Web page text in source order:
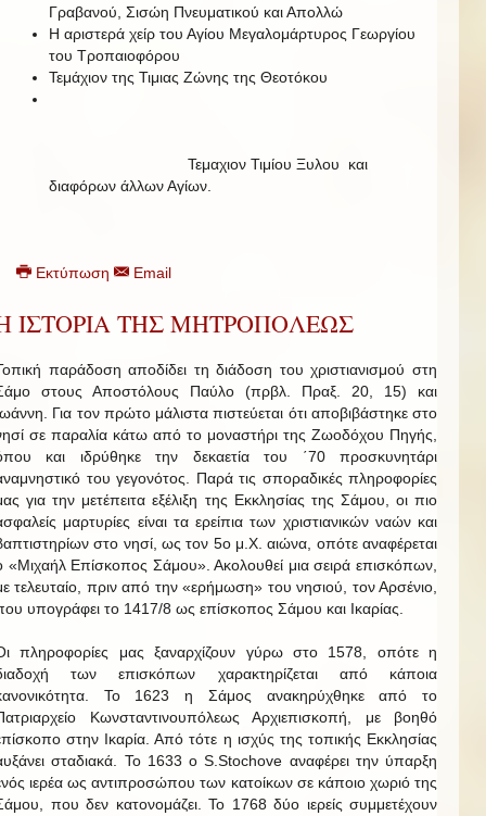
Γραβανού, Σισώη Πνευματικού και Απολλώ
Η αριστερά χείρ του Αγίου Μεγαλομάρτυρος Γεωργίου
του Τροπαιοφόρου
Τεμάχιον της Τιμιας Ζώνης της Θεοτόκου
Τεμαχιον Τιμίου Ξυλου και
διαφόρων άλλων Αγίων.
Εκτύπωση Email
ΙΣΤΟΡΙΑ ΤΗΣ ΜΗΤΡΟΠΟΛΕΩΣ
παράδοση αποδίδει τη διάδοση του χριστιανισμού στη
στους Αποστόλους Παύλο (πρβλ. Πραξ. 20, 15) και
Για τον πρώτο μάλιστα πιστεύεται ότι αποβιβάστηκε στο
σε παραλία κάτω από το μοναστήρι της Ζωοδόχου Πηγής,
και ιδρύθηκε την δεκαετία του ΄70 προσκυνητάρι
του γεγονότος. Παρά τις σποραδικές πληροφορίες
για την μετέπειτα εξέλιξη της Εκκλησίας της Σάμου, οι πιο
μαρτυρίες είναι τα ερείπια των χριστιανικών ναών και
στο νησί, ως τον 5ο μ.Χ. αιώνα, οπότε αναφέρεται
«Μιχαήλ Επίσκοπος Σάμου». Ακολουθεί μια σειρά επισκόπων,
τελευταίο, πριν από την «ερήμωση» του νησιού, τον Αρσένιο,
υπογράφει το 1417/8 ως επίσκοπος Σάμου και Ικαρίας.
πληροφορίες μας ξαναρχίζουν γύρω στο 1578, οπότε η
των επισκόπων χαρακτηρίζεται από κάποια
Το 1623 η Σάμος ανακηρύχθηκε από το
Κωνσταντινουπόλεως Αρχιεπισκοπή, με βοηθό
στην Ικαρία. Από τότε η ισχύς της τοπικής Εκκλησίας
σταδιακά. Το 1633 ο S.Stochove αναφέρει την ύπαρξη
ιερέα ως αντιπροσώπου των κατοίκων σε κάποιο χωριό της
που δεν κατονομάζει. Το 1768 δύο ιερείς συμμετέχουν